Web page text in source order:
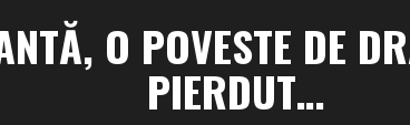
O POVESTE DE
PIERDUT…